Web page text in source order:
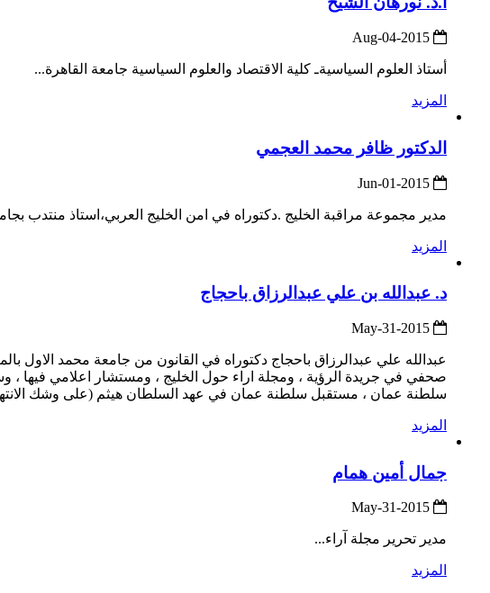
أستاذ العلوم السياسيةـ كلية الاقتصاد والعلوم السياسية جامعة القاهرة...
المزيد
الدكتور ظافر محمد العجمي
مدير مجموعة مراقبة الخليج .دكتوراه في امن الخليج العربي،استاذ
المزيد
د. عبدالله بن علي عبدالرزاق باحجاج
عبدالله علي عبدالرزاق باحجاج دكتوراه في القانون من جامعة محمد الاول
صحفي في جريدة الرؤية ، ومجلة اراء حول الخليج ، ومستشار اعلامي فيها
سلطنة عمان ، مستقبل سلطنة عمان في عهد السلطان هيثم (على وشك
المزيد
جمال أمين همام
مدير تحرير مجلة آراء...
المزيد